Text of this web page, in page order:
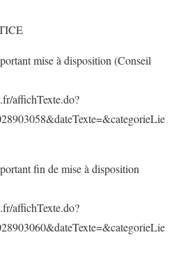
mise à disposition (Conseil
affichTexte.do?
fin de mise à disposition
affichTexte.do?